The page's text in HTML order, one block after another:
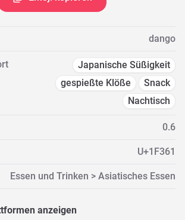
dango
Japanische Süßigkeit
gespießte Klöße
Snack
Nachtisch
0.6
U+1F361
Essen und Trinken > Asiatisches Essen
anzeigen